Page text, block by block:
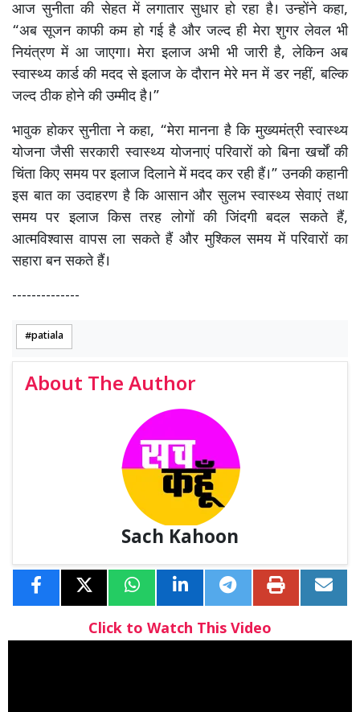
आज सुनीता की सेहत में लगातार सुधार हो रहा है। उन्होंने कहा,
“अब सूजन काफी कम हो गई है और जल्द ही मेरा शुगर लेवल भी
नियंत्रण में आ जाएगा। मेरा इलाज अभी भी जारी है, लेकिन अब
स्वास्थ्य कार्ड की मदद से इलाज के दौरान मेरे मन में डर नहीं, बल्कि
जल्द ठीक होने की उम्मीद है।”
भावुक होकर सुनीता ने कहा, “मेरा मानना है कि मुख्यमंत्री स्वास्थ्य
योजना जैसी सरकारी स्वास्थ्य योजनाएं परिवारों को बिना खर्चों की
चिंता किए समय पर इलाज दिलाने में मदद कर रही हैं।” उनकी कहानी
इस बात का उदाहरण है कि आसान और सुलभ स्वास्थ्य सेवाएं तथा
समय पर इलाज किस तरह लोगों की जिंदगी बदल सकते हैं,
आत्मविश्वास वापस ला सकते हैं और मुश्किल समय में परिवारों का
सहारा बन सकते हैं।
--------------
patiala
About The Author
Sach Kahoon
Click to Watch This Video